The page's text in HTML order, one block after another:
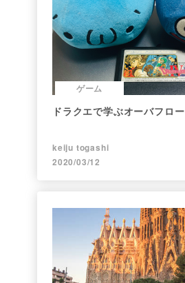
ゲーム
ドラクエで学ぶオーバフロー
keiju togashi
2020/03/12